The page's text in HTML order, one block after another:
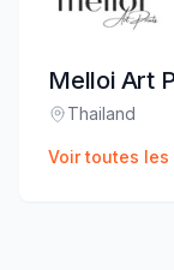
Melloi Art
Lieu :
Thailand
Voir toutes